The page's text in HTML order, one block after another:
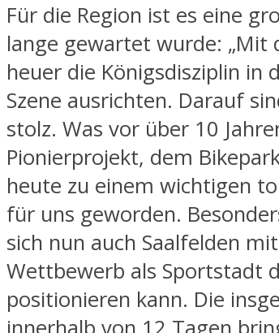
Für die Region ist es eine
lange gewartet wurde: „Mit
heuer die Königsdisziplin in
Szene ausrichten. Darauf
stolz. Was vor über 10
Pionierprojekt, dem
heute zu einem wichtigen
für uns geworden.
sich nun auch Saalfelden
Wettbewerb als Sportstadt
positionieren kann. Die